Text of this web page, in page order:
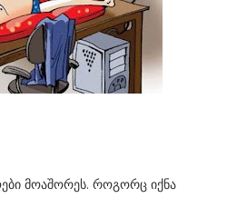
მოაშორეს. როგორც იქნა